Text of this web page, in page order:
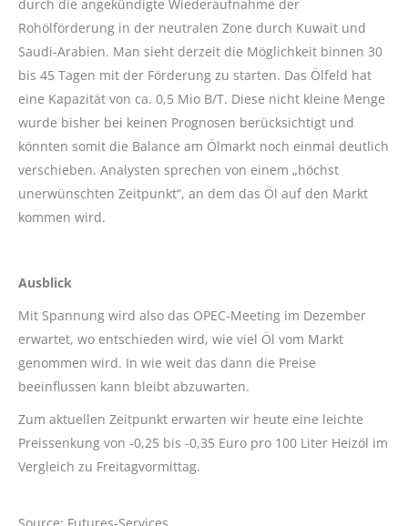
durch die angekündigte Wiederaufnahme der
Rohölförderung in der neutralen Zone durch Kuwait und
Saudi-Arabien. Man sieht derzeit die Möglichkeit binnen 30
bis 45 Tagen mit der Förderung zu starten. Das Ölfeld hat
eine Kapazität von ca. 0,5 Mio B/T. Diese nicht kleine Menge
wurde bisher bei keinen Prognosen berücksichtigt und
könnten somit die Balance am Ölmarkt noch einmal deutlich
verschieben. Analysten sprechen von einem „höchst
unerwünschten Zeitpunkt“, an dem das Öl auf den Markt
kommen wird.
Ausblick
Mit Spannung wird also das OPEC-Meeting im Dezember
erwartet, wo entschieden wird, wie viel Öl vom Markt
genommen wird. In wie weit das dann die Preise
beeinflussen kann bleibt abzuwarten.
Zum aktuellen Zeitpunkt erwarten wir heute eine leichte
Preissenkung von -0,25 bis -0,35 Euro pro 100 Liter Heizöl im
Vergleich zu Freitagvormittag.